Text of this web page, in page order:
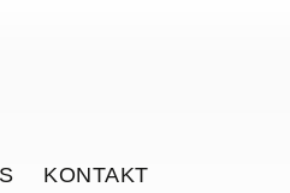
KONTAKT